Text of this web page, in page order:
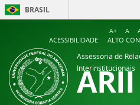
BRASIL
ACESSIBILIDADE ALTO
A+ A
Assessoria de
Interinstitucionais
ARII